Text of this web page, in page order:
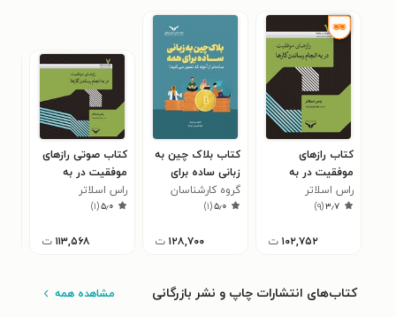
کتاب رازهای
موفقیت در به
انجام رساندن کارها
راس اسلاتر
۳٫۷(۹)
۱۰۲,۷۵۲ ت
کتاب بلاک چین به
زبانی ساده برای
همه
گروه کارشناسان
شرکت سوییت
۵٫۰(۱)
۱۲۸,۷۰۰ ت
کتاب صوتی رازهای
موفقیت در به
انجام رساندن کارها
راس اسلاتر
۵٫۰(۱)
۱۱۳,۵۶۸ ت
کتاب‌های انتشارات چاپ و نشر بازرگانی مشاهده همه